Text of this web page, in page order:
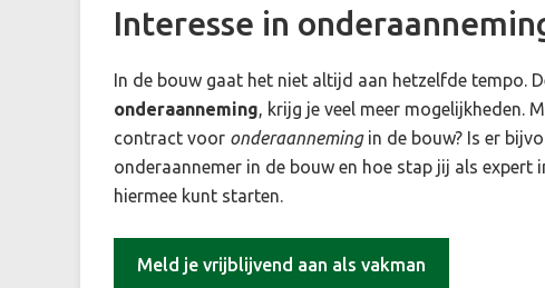
Interesse in
In de bouw gaat het niet altijd aan hetzelfde tempo.
onderaanneming, krijg je veel meer mogelijkheden.
contract voor onderaannemingin de bouw? Is er
onderaannemer in de bouw en hoe stap jij als
hiermee kunt starten.
Meld je vrijblijvend aan als vakman